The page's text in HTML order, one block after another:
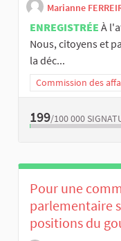
Marianne
ENREGISTRÉE À
Nous, citoyens et
la déc...
Commission des
199/100 000
Pour une
parlementaire
positions du